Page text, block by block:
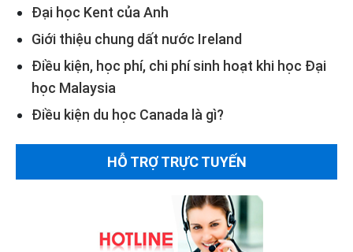
Đại học Kent của Anh
Giới thiệu chung dất nước Ireland
Điều kiện, học phí, chi phí sinh hoạt khi học Đại
học Malaysia
Điều kiện du học Canada là gì?
HỖ TRỢ TRỰC TUYẾN